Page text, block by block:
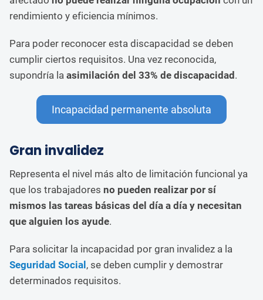
rendimiento y eficiencia mínimos.
Para poder reconocer esta discapacidad se deben
cumplir ciertos requisitos. Una vez reconocida,
supondría la asimilación del 33% de discapacidad .
Incapacidad permanente absoluta
Gran invalidez
Representa el nivel más alto de limitación funcional ya
que los trabajadores no pueden realizar por sí
mismos las tareas básicas del día a día y necesitan
que alguien los ayude.
Para solicitar la incapacidad por gran invalidez a la
Seguridad Social , se deben cumplir y demostrar
determinados requisitos.